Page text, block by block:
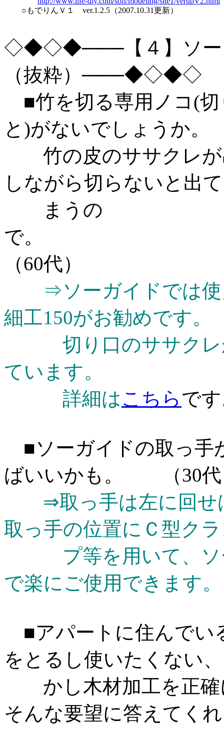
○もでりんＶ１ ver.1.2.5（2007.10.31更新）
◇◆◇◆───【４】ソー
（抜粋）───◆◇◆◇
■竹を切る専用ノコ(
と)がないでしょうか。
竹の皮のササクレが
しながら切らないと出
まうの
（60代）
⇒ソーガイドでは
細工150がお勧めです。
切り口のササクレが
ています。
詳細はこちら で
■ソーガイドの取っ手
ばいいかも。 （30代
⇒取っ手は左に回せ
取っ手の位置にＣ型ク
プ等を用いて、ソー
で楽にご使用できます。
■アパートに住んでい
をとるし使いたくない
かし木材加工を正確
そんな要望に答えてく